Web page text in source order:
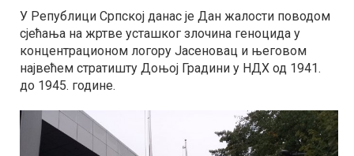
У Републици Српској данас је Дан жалости поводом
сјећања на жртве усташког злочина геноцида у
концентрационом логору Јасеновац и његовом
највећем стратишту Доњој Градини у НДХ од 1941.
до 1945. године.